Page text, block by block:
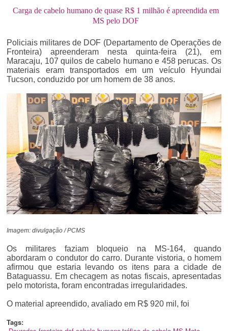
Carga de cabelo humano de quase R$ 1 milhão é apreendida em
MS pelo DOF
Policiais militares de DOF (Departamento de Operações de
Fronteira) apreenderam nesta quinta-feira (21), em
Maracaju, 107 quilos de cabelo humano e 458 perucas. Os
materiais eram transportados em um veículo Hyundai
Tucson, conduzido por um homem de 38 anos.
Imagem: divulgação / PCMS
Os militares faziam bloqueio na MS-164, quando
abordaram o condutor do carro. Durante vistoria, o homem
afirmou que estaria levando os itens para a cidade de
Bataguassu. Em checagem as notas fiscais, apresentadas
pelo motorista, foram encontradas irregularidades.
O material apreendido, avaliado em R$ 920 mil, foi
Tags: